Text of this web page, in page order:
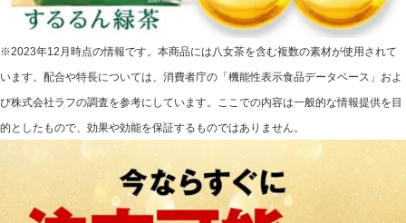
※2023年12月時点の情報です。本商品には八女茶を含む複数の素材が使用されて
います。配合や特長については、消費者庁の「機能性表示食品データベース」およ
び株式会社ラフの調査を参考にしています。ここでの内容は一般的な情報提供を目
的としたもので、効果や効能を保証するものではありません。